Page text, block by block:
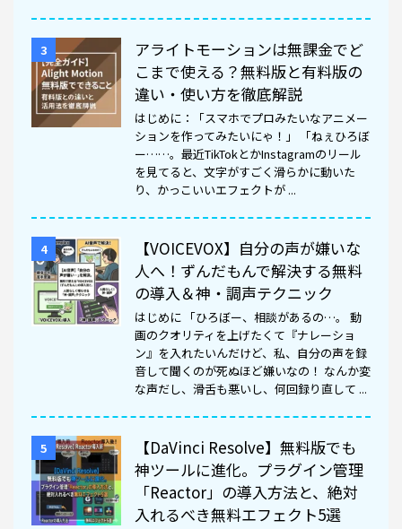
3
アライトモーションは無課金でど
こまで使える？無料版と有料版の
違い・使い方を徹底解説
はじめに：「スマホでプロみたいなアニメー
ションを作ってみたいにゃ！」 「ねぇひろぼ
ー……。最近TikTokとかInstagramのリール
を見てると、文字がすごく滑らかに動いた
り、かっこいいエフェクトが ...
4
【VOICEVOX】自分の声が嫌いな
人へ！ずんだもんで解決する無料
の導入＆神・調声テクニック
はじめに 「ひろぼー、相談があるの…。 動
画のクオリティを上げたくて『ナレーショ
ン』を入れたいんだけど、私、自分の声を録
音して聞くのが死ぬほど嫌いなの！ なんか変
な声だし、滑舌も悪いし、何回録り直して ...
5
【DaVinci Resolve】無料版でも
神ツールに進化。プラグイン管理
「Reactor」の導入方法と、絶対
入れるべき無料エフェクト5選